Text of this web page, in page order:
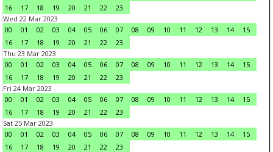
16
17 18 19 20 21 22
23
Wed 22 Mar 2023
00
01 02 03 04 05 06 07 08 09 10 11 12 13 14
15
16
17 18 19 20 21 22
23
Thu 23 Mar 2023
00
01 02 03 04 05 06 07 08 09 10 11 12 13 14
15
16
17 18 19 20 21 22
23
Fri 24 Mar 2023
00
01 02 03 04 05 06 07 08 09 10 11 12 13 14
15
16
17 18 19 20 21 22
23
Sat 25 Mar 2023
00
01 02 03 04 05 06 07 08 09 10 11 12 13 14
15
16
17 18 19 20 21 22
23